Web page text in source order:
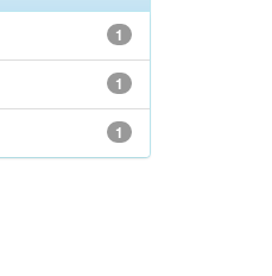
1
1
1